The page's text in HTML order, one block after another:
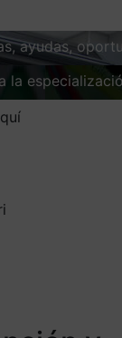
ayudas,
la